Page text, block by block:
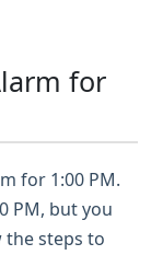
for
for 1:00 PM.
PM, but you
the steps to